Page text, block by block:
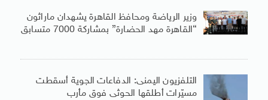
وزير الرياضة ومحافظ القاهرة يشهدان ماراثون
“القاهرة مهد الحضارة” بمشاركة 7000 متسابق
التلفزيون اليمنى: الدفاعات الجوية أسقطت
مسيّرات أطلقها الحوثى فوق مأرب